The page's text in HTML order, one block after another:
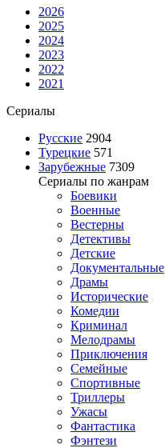
2026
2025
2024
2023
2022
2021
Сериалы
Русские 2904
Турецкие 571
Зарубежные 7309
Сериалы по жанрам
Боевики
Военные
Вестерны
Детективы
Детские
Документальные
Драмы
Исторические
Комедии
Криминал
Мелодрамы
Приключения
Семейные
Спортивные
Триллеры
Ужасы
Фантастика
Фэнтези